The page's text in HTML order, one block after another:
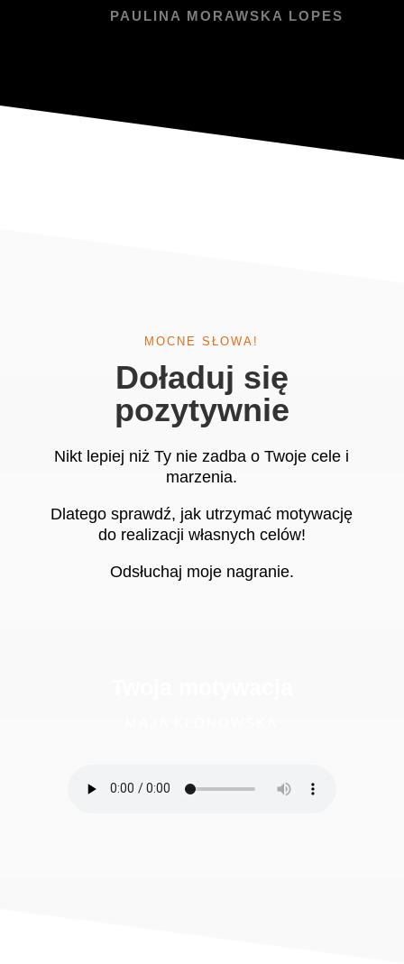
PAULINA MORAWSKA LOPES
MOCNE SŁOWA!
Doładuj się
pozytywnie
Nikt lepiej niż Ty nie zadba o Twoje cele i
marzenia.
Dlatego sprawdź, jak utrzymać motywację
do realizacji własnych celów!
Odsłuchaj moje nagranie.